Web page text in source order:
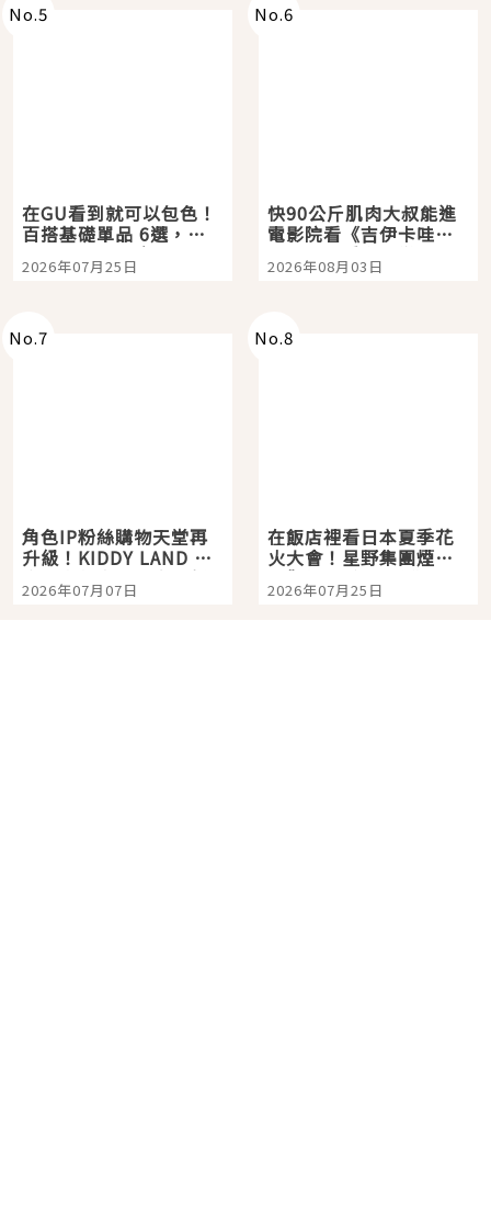
No.5
在GU看到就可以包色！
百搭基礎單品 6選，閉
眼全收也不心疼
2026年07月25日
No.6
快90公斤肌肉大叔能進
電影院看《吉伊卡哇》
嗎？日本重金屬樂團
「打首」會長與nagano
2026年08月03日
No.7
角色IP粉絲購物天堂再
升級！KIDDY LAND 原
宿店吉伊卡哇迎客，新
開幕 OMOKADO 店3分
2026年07月07日
No.8
在飯店裡看日本夏季花
火大會！星野集團煙火
景觀飯店6選，讓你不用
人擠人悠閒欣賞
2026年07月25日